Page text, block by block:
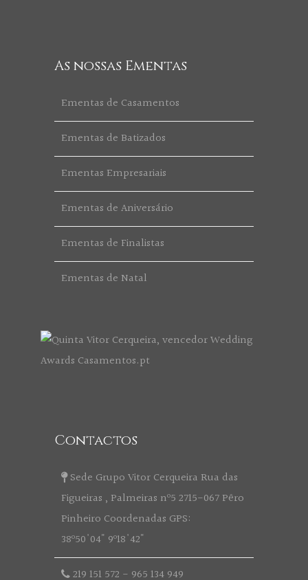
As nossas Ementas
Ementas de Casamentos
Ementas de Batizados
Ementas Empresariais
Ementas de Aniversário
Ementas de Finalistas
Ementas de Natal
Contactos
Sede Grupo Vitor Cerqueira Rua das
Figueiras , Palmeiras nº5 2715-067 Pêro
Pinheiro Coordenadas GPS:
38º50'04" 9º18'42"
219 151 572 - 965 134 949